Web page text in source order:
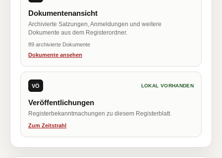
Dokumentenansicht
Archivierte Satzungen, Anmeldungen und weitere
Dokumente aus dem Registerordner.
89 archivierte Dokumente
Dokumente ansehen
VÖ LOKAL VORHANDEN
Veröffentlichungen
Registerbekanntmachungen zu diesem Registerblatt.
Zum Zeitstrahl